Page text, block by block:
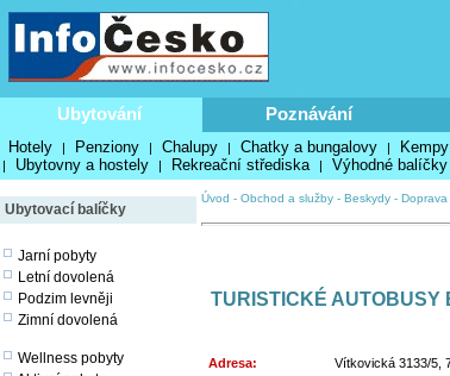
Ubytování Poznávání
Hotely | Penziony | Chalupy | Chatky a bungalovy |
| Ubytovny a hostely | Rekreační střediska | Výhodné
Ubytovací balíčky
Jarní pobyty
Letní dovolená
Podzim levněji
Zimní dovolená
Wellness pobyty
Úvod - Obchod a služby- Beskydy- Doprava
TURISTICKÉ AUTOBUSY
Adresa:
Vítkovická 3133/5,